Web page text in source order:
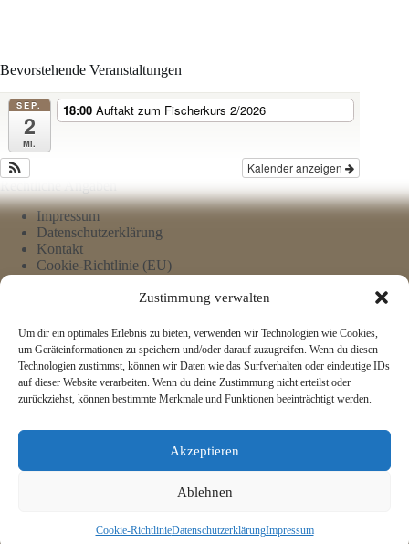
Zustimmung verwalten
Um dir ein optimales Erlebnis zu bieten, verwenden wir Technologien wie Cookies,
um Geräteinformationen zu speichern und/oder darauf zuzugreifen. Wenn du diesen
Technologien zustimmst, können wir Daten wie das Surfverhalten oder eindeutige IDs
auf dieser Website verarbeiten. Wenn du deine Zustimmung nicht erteilst oder
zurückziehst, können bestimmte Merkmale und Funktionen beeinträchtigt werden.
Akzeptieren
Ablehnen
Cookie-RichtlinieDatenschutzerklärungImpressum
Bevorstehende Veranstaltungen
SEP.
2
Mi.
18:00 Auftakt zum Fischerkurs 2/2026
Kalender anzeigen
Rechtliche Angaben
Impressum
Datenschutzerklärung
Kontakt
Cookie-Richtlinie (EU)